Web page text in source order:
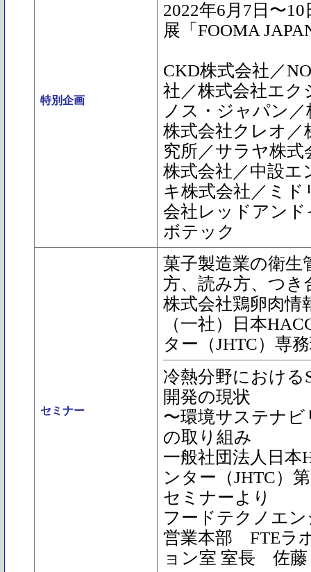
特別企画
2022年6月7日〜
展「FOOMA
CKD株式会社／
社／株式会社エク
ノス・ジャパン
株式会社クレオ／
究所／サラヤ株
株式会社／中設エ
キ株式会社／ミド
会社レッドアン
ボテック
セミナー
菓子製造業の衛生
方、読み方、つき
株式会社鶏卵肉情
（一社）日本
ター（JHTC）専
冷熱分野における
開発の現状
〜環境サステナ
の取り組み
一般社団法人日本
ンター（JHTC）
セミナーより
フードテクノエ
営業本部 FTEラ
ョン室 室長 佐藤